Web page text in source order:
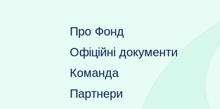
Про Фонд
Офіційні документи
Команда
Партнери